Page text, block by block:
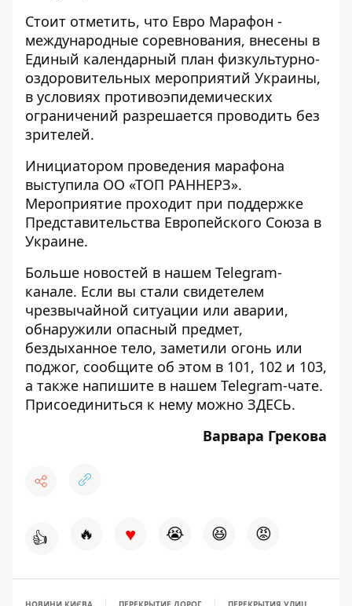
Стоит отметить, что Евро Марафон -
международные соревнования, внесены в
Единый календарный план физкультурно-
оздоровительных мероприятий Украины,
в условиях противоэпидемических
ограничений разрешается проводить без
зрителей.
Инициатором проведения марафона
выступила ОО «ТОП РАННЕРЗ».
Мероприятие проходит при поддержке
Представительства Европейского Союза в
Украине.
Больше новостей в нашем Telegram-
канале. Если вы стали свидетелем
чрезвычайной ситуации или аварии,
обнаружили опасный предмет,
бездыханное тело, заметили огонь или
поджог, сообщите об этом в 101, 102 и 103,
а также напишите в нашем Telegram-чате.
Присоединиться к нему можно ЗДЕСЬ.
Варвара Грекова
👍 🔥 ♥ 😭 😆 😡